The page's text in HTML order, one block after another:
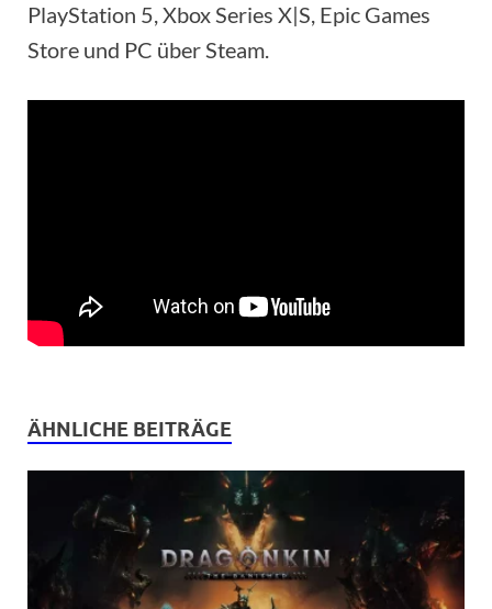
PlayStation 5, Xbox Series X|S, Epic Games
Store und PC über Steam.
ÄHNLICHE BEITRÄGE